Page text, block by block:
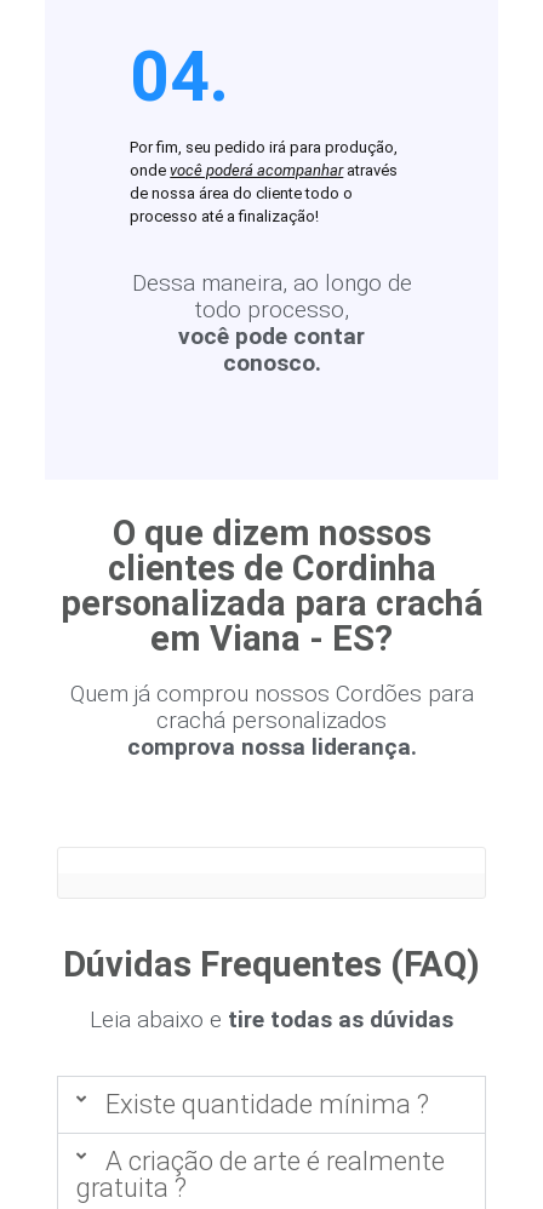
04.
Por fim, seu pedido irá para produção,
ondevocê poderá acompanharatravés
de nossa área do cliente todo o
processo até a finalização!
Dessa maneira, ao longo de
todo processo,
você pode contar
conosco.
O que dizem nossos
clientes de Cordinha
personalizada para crachá
em Viana - ES?
Quem já comprou nossos Cordões para
crachá personalizados
comprova nossa liderança.
Dúvidas Frequentes (FAQ)
Leia abaixo e tire todas as dúvidas
Existe quantidade mínima ?
A criação de arte é realmente
gratuita ?